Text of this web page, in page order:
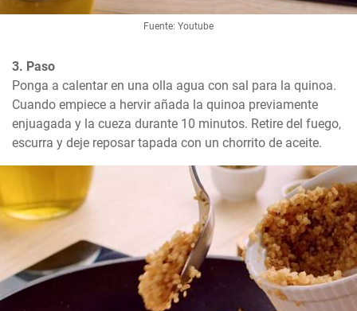
Fuente: Youtube
3. Paso
Ponga a calentar en una olla agua con sal para la quinoa.
Cuando empiece a hervir añada la quinoa previamente
enjuagada y la cueza durante 10 minutos. Retire del fuego,
escurra y deje reposar tapada con un chorrito de aceite.